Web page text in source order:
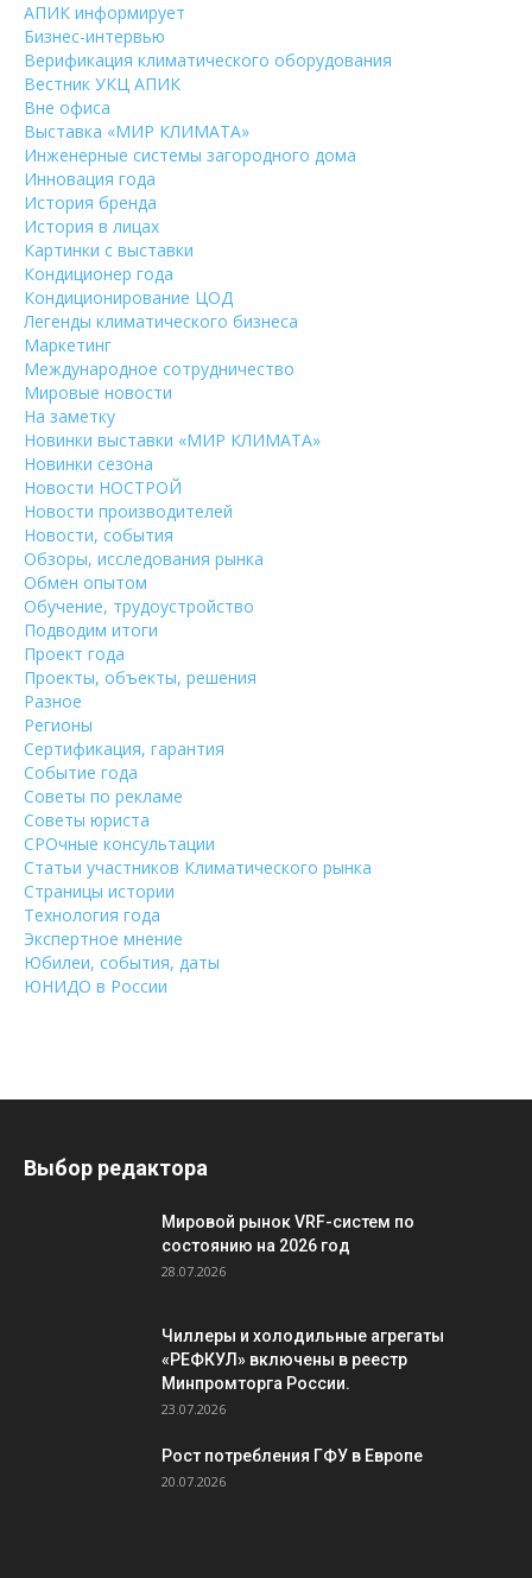
АПИК информирует
Бизнес-интервью
Верификация климатического оборудования
Вестник УКЦ АПИК
Вне офиса
Выставка «МИР КЛИМАТА»
Инженерные системы загородного дома
Инновация года
История бренда
История в лицах
Картинки с выставки
Кондиционер года
Кондиционирование ЦОД
Легенды климатического бизнеса
Маркетинг
Международное сотрудничество
Мировые новости
На заметку
Новинки выставки «МИР КЛИМАТА»
Новинки сезона
Новости НОСТРОЙ
Новости производителей
Новости, события
Обзоры, исследования рынка
Обмен опытом
Обучение, трудоустройство
Подводим итоги
Проект года
Проекты, объекты, решения
Разное
Регионы
Сертификация, гарантия
Событие года
Советы по рекламе
Советы юриста
СРОчные консультации
Статьи участников Климатического рынка
Страницы истории
Технология года
Экспертное мнение
Юбилеи, события, даты
ЮНИДО в России
Выбор редактора
Мировой рынок VRF-систем по
состоянию на 2026 год
28.07.2026
Чиллеры и холодильные агрегаты
«РЕФКУЛ» включены в реестр
Минпромторга России.
23.07.2026
Рост потребления ГФУ в Европе
20.07.2026